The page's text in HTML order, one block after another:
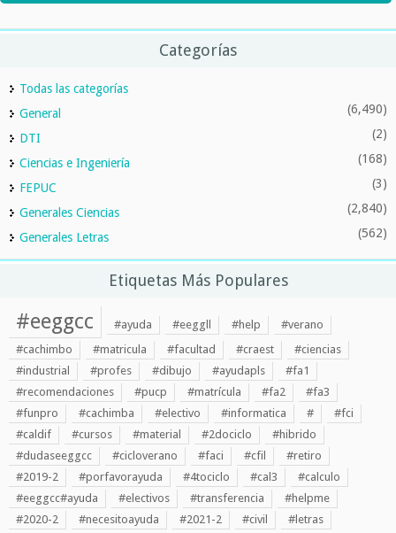
Categorías
Todas las categorías
General
(6,490)
DTI (2)
Ciencias e Ingeniería (168)
FEPUC (3)
Generales Ciencias (2,840)
Generales Letras (562)
Etiquetas Más Populares
#eeggcc #ayuda #eeggll #help
#verano
#cachimbo
#matricula #facultad #craest
#ciencias
#industrial
#profes #dibujo #ayudapls
#fa1
#recomendaciones
#pucp #matrícula #fa2
#fa3
#funpro
#cachimba #electivo #informatica #
#fci
#caldif
#cursos #material #2dociclo
#hibrido
#dudaseeggcc
#cicloverano #faci #cfil
#retiro
#2019-2
#porfavorayuda #4tociclo #cal3
#calculo
#eeggcc#ayuda
#electivos #transferencia
#helpme
#2020-2
#necesitoayuda #2021-2 #civil #letras